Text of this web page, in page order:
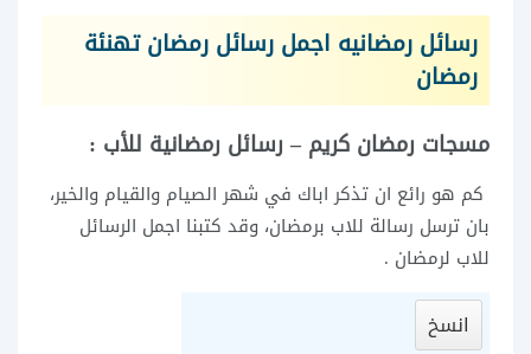
رسائل رمضانيه اجمل رسائل رمضان تهنئة
رمضان
مسجات رمضان كريم – رسائل رمضانية للأب :
كم هو رائع ان تذكر اباك في شهر الصيام والقيام والخير،
بان ترسل رسالة للاب برمضان، وقد كتبنا اجمل الرسائل
للاب لرمضان .
انسخ